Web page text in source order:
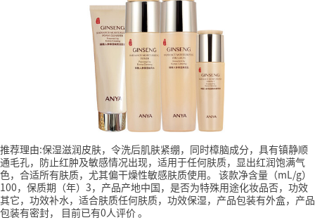
推荐理由:保湿滋润皮肤，令洗后肌肤紧绷，同时樟脑成分，具有镇静顺
通毛孔，防止红肿及敏感情况出现，适用于任何肤质，显出红润饱满气
色，合适所有肤质，尤其偏干燥性敏感肤质使用。 该款净含量（mL/g）
100，保质期（年）3，产品产地中国，是否为特殊用途化妆品否，功效
其它，功效补水，适合肤质任何肤质，功效保湿，产品包装有外盒，产品
包装有密封，
目前已有0人评价。